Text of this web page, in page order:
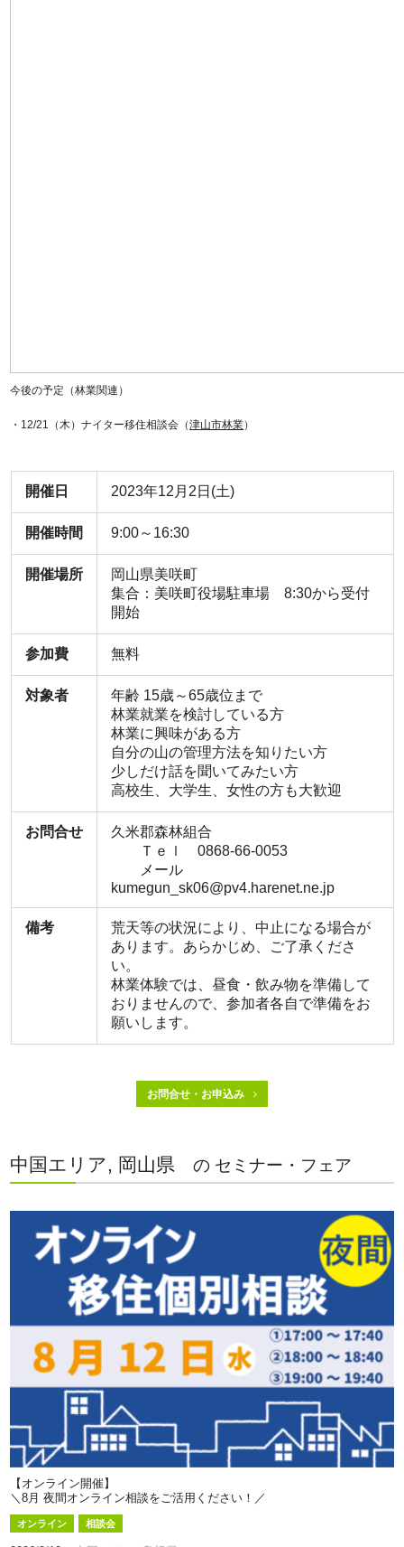
今後の予定（林業関連）
・12/21（木）ナイター移住相談会（津山市林業）
開催日 2023年12月2日(土)
開催時間 9:00～16:30
開催場所
岡山県美咲町
集合：美咲町役場駐車場 8:30から受付
開始
参加費 無料
対象者
年齢 15歳～65歳位まで
林業就業を検討している方
林業に興味がある方
自分の山の管理方法を知りたい方
少しだけ話を聞いてみたい方
高校生、大学生、女性の方も大歓迎
お問合せ
久米郡森林組合
Ｔｅｌ 0868-66-0053
メール
kumegun_sk06@pv4.harenet.ne.jp
備考
荒天等の状況により、中止になる場合が
あります。あらかじめ、ご了承くださ
い。
林業体験では、昼食・飲み物を準備して
おりませんので、参加者各自で準備をお
願いします。
お問合せ・お申込み
中国エリア, 岡山県 の セミナー・フェア
【オンライン開催】
＼8月 夜間オンライン相談をご活用ください！／
オンライン 相談会